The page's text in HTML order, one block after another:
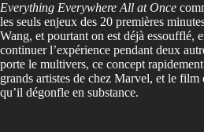
Everything Everywhere All at Once
les seuls enjeux des 20 premières
Wang, et pourtant on est déjà essoufflé,
continuer l’expérience pendant deux
porte le multivers, ce concept
grands artistes de chez Marvel, et le
qu’il dégonfle en substance.